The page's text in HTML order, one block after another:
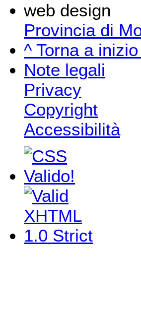
web design
Provincia di
^ Torna a
Note legali
Privacy
Copyright
Accessibilità